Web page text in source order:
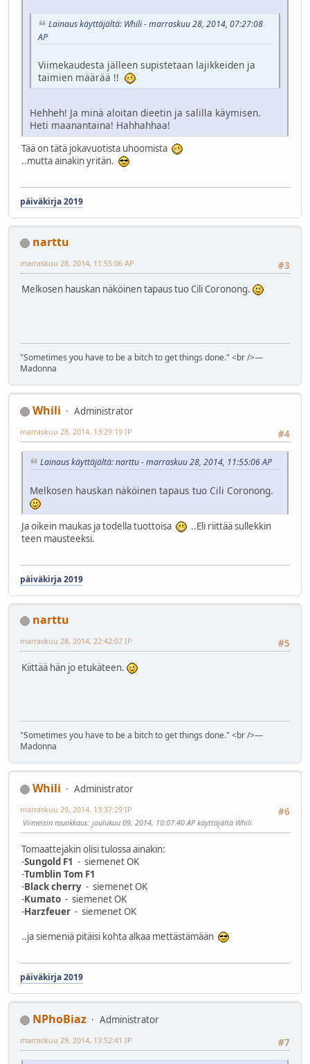
Lainaus käyttäjältä: Whili - marraskuu 28, 2014, 07:27:08
AP
Viimekaudesta jälleen supistetaan lajikkeiden ja
taimien määrää !!
Hehheh! Ja minä aloitan dieetin ja salilla käymisen.
Heti maanantaina! Hahhahhaa!
Tää on tätä jokavuotista uhoomista
..mutta ainakin yritän.
päiväkirja 2019
narttu
#3
marraskuu 28, 2014, 11:55:06 AP
Melkosen hauskan näköinen tapaus tuo Cili Coronong.
"Sometimes you have to be a bitch to get things done." <br />―
Madonna
Whili
Administrator
#4
marraskuu 28, 2014, 13:29:19 IP
Lainaus käyttäjältä: narttu - marraskuu 28, 2014, 11:55:06 AP
Melkosen hauskan näköinen tapaus tuo Cili Coronong.
Ja oikein maukas ja todella tuottoisa
..Eli riittää sullekkin
teen mausteeksi.
päiväkirja 2019
narttu
#5
marraskuu 28, 2014, 22:42:07 IP
Kiittää hän jo etukäteen.
"Sometimes you have to be a bitch to get things done." <br />―
Madonna
Whili
Administrator
#6
marraskuu 29, 2014, 13:37:29 IP
Viimeisin muokkaus: joulukuu 09, 2014, 10:07:40 AP käyttäjältä Whili
Tomaattejakin olisi tulossa ainakin:
-Sungold F1 - siemenet OK
-Tumblin Tom F1
-Black cherry - siemenet OK
-Kumato - siemenet OK
-Harzfeuer - siemenet OK
..ja siemeniä pitäisi kohta alkaa mettästämään
päiväkirja 2019
NPhoBiaz
Administrator
#7
marraskuu 29, 2014, 13:52:41 IP